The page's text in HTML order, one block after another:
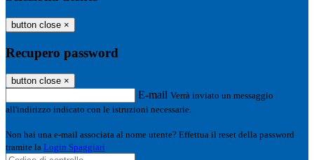
button close ×
Recupero password
button close ×
E-mail Verrà inviato un messaggio
all'indirizzo indicato con le istruzioni necessarie.
Non hai una e-mail associata al nome utente? Effettua il reset della password
tramite la Login Spaggiari